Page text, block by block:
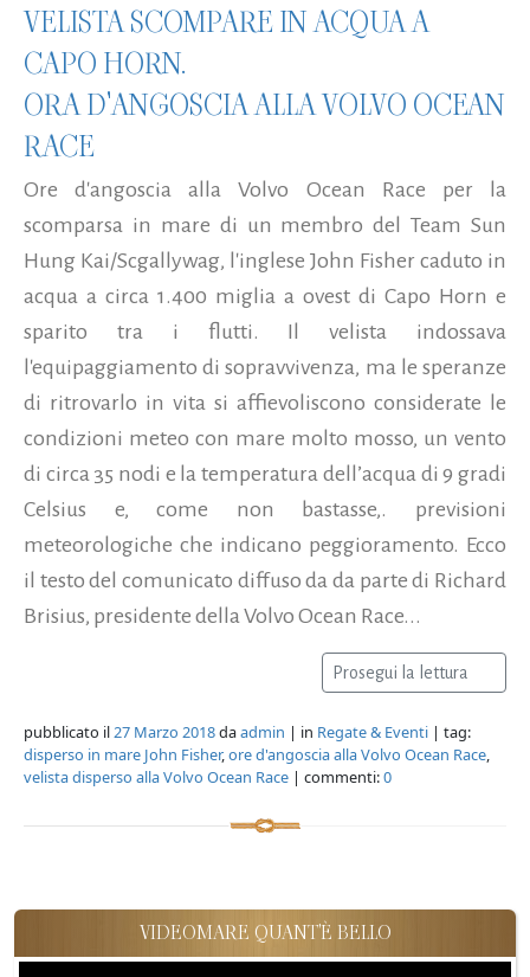
VELISTA SCOMPARE IN ACQUA A
CAPO HORN.
ORA D'ANGOSCIA ALLA VOLVO OCEAN
RACE
Ore d'angoscia alla Volvo Ocean Race per la
scomparsa in mare di un membro del Team Sun
Hung Kai/Scgallywag, l'inglese John Fisher caduto in
acqua a circa 1.400 miglia a ovest di Capo Horn e
sparito tra i flutti. Il velista indossava
l'equipaggiamento di sopravvivenza, ma le speranze
di ritrovarlo in vita si affievoliscono considerate le
condizioni meteo con mare molto mosso, un vento
di circa 35 nodi e la temperatura dell’acqua di 9 gradi
Celsius e, come non bastasse,. previsioni
meteorologiche che indicano peggioramento. Ecco
il testo del comunicato diffuso da da parte di Richard
Brisius, presidente della Volvo Ocean Race...
Prosegui la lettura
pubblicato il27 Marzo 2018daadmin | in Regate & Eventi | tag:
disperso in mare John Fisher,ore d'angoscia alla Volvo Ocean Race,
velista disperso alla Volvo Ocean Race | commenti:0
VIDEOMARE QUANT'È BELLO